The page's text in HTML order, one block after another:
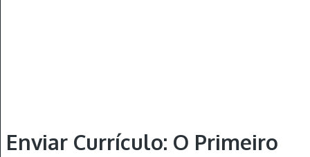
Enviar Currículo: O Primeiro